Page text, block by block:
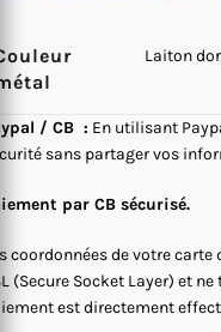
Laiton
/ CB : En utilisant
sans partager vos
par CB sécurisé.
coordonnées de votre
(Secure Socket Layer) et
est directement